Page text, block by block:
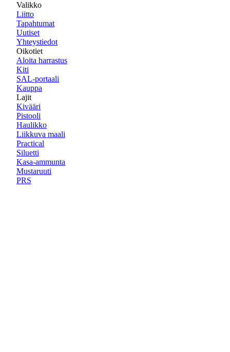
Valikko
Liitto
Tapahtumat
Uutiset
Yhteystiedot
Oikotiet
Aloita harrastus
Kiti
SAL-portaali
Kauppa
Lajit
Kivääri
Pistooli
Haulikko
Liikkuva maali
Practical
Siluetti
Kasa-ammunta
Mustaruuti
PRS